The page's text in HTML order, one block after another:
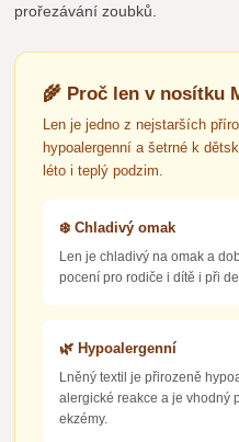
prořezávání zoubků.
🌾 Proč len v nosítku
Len je jedno z nejstarších
hypoalergenní a šetrné k
léto i teplý podzim.
❄️ Chladivý omak
Len je chladivý na omak a
pocení pro rodiče i dítě i při
🌿 Hypoalergenní
Lněný textil je přirozeně
alergické reakce a je vhodný
ekzémy.